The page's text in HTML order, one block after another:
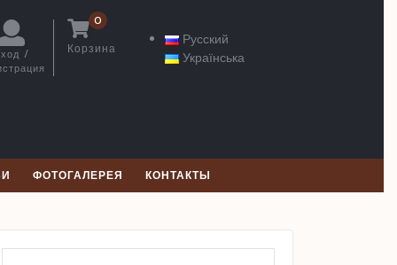
/
Корзина
0
Русский
Українська
ФОТОГАЛЕРЕЯ КОНТАКТЫ